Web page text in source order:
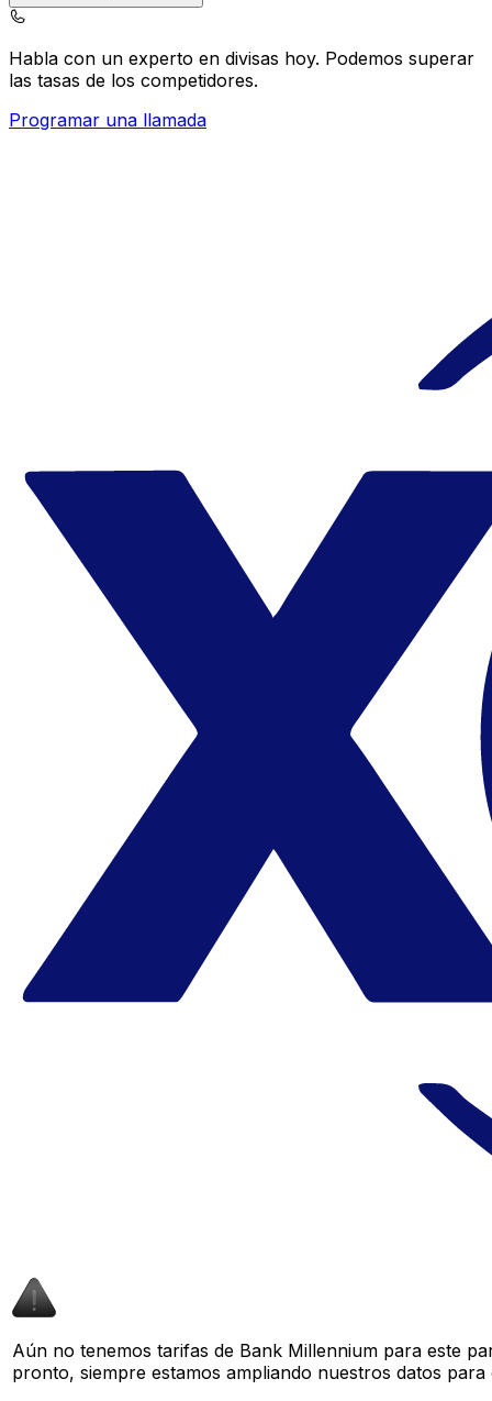
Habla con un experto en divisas hoy. Podemos superar
las tasas de los competidores.
Programar una llamada
Aún no tenemos tarifas de Bank Millennium para este
pronto, siempre estamos ampliando nuestros datos